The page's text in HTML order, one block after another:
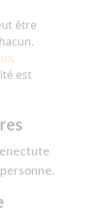
être
est